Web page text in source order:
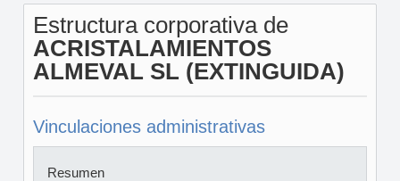
Estructura corporativa de
ACRISTALAMIENTOS
ALMEVAL SL (EXTINGUIDA)
Vinculaciones administrativas
Resumen